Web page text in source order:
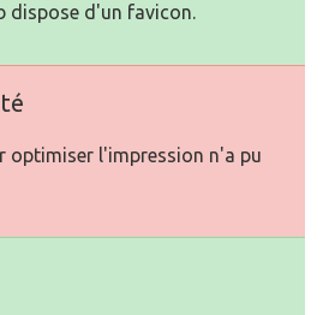
dispose d'un favicon.
optimiser l'impression n'a pu